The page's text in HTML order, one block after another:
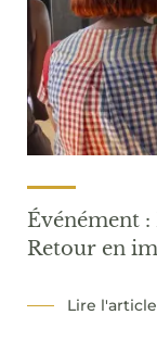
Événément :
Retour en
Lire l'article